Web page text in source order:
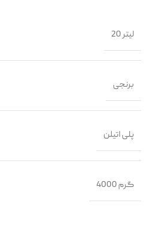
20 لیتر
برنجی
پلی اتیلن
4000 گرم